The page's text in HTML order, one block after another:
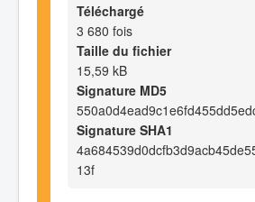
Téléchargé
3 680 fois
Taille du fichier
15,59 kB
Signature MD5
Signature SHA1
13f